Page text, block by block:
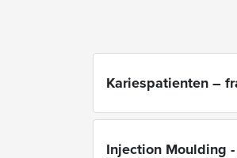
Kariespatienten –
Injection Moulding